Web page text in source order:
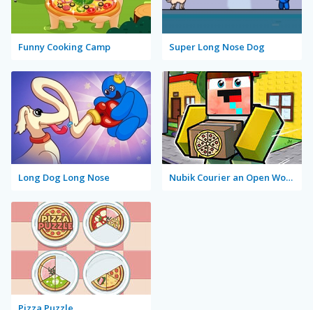
Funny Cooking Camp Super Long Nose Dog
Long Dog Long Nose Nubik Courier an Open World